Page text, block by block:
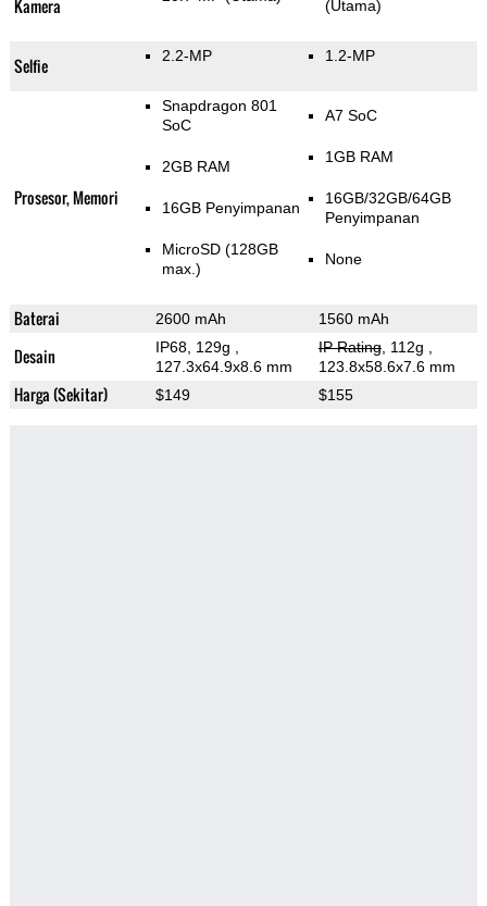
Kamera
(Utama)
Selfie 2.2-MP 1.2-MP
Prosesor, Memori
Snapdragon 801
SoC
2GB RAM
16GB Penyimpanan
MicroSD (128GB
max.)
A7 SoC
1GB RAM
16GB/32GB/64GB
Penyimpanan
None
Baterai 2600 mAh 1560 mAh
Desain IP68, 129g
127.3x64.9x8.6 mm
IP Rating, 112g
123.8x58.6x7.6 mm
Harga (Sekitar) $149 $155